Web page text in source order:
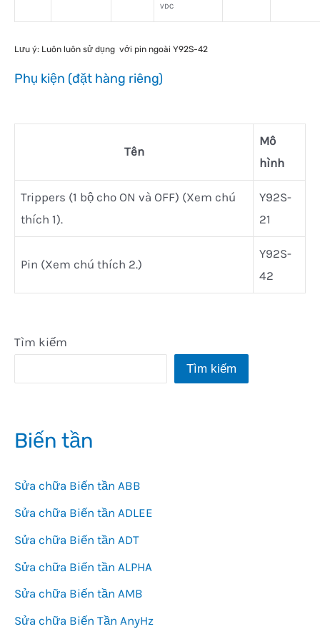
Tìm kiếm
Tìm kiếm
Biến tần
Sửa chữa Biến tần ABB
Sửa chữa Biến tần ADLEE
Sửa chữa Biến tần ADT
Sửa chữa Biến tần ALPHA
Sửa chữa Biến tần AMB
Sửa chữa Biến Tần AnyHz
VDC
Lưu ý: Luôn luôn sử dụng với pin ngoài Y92S-42
Phụ kiện (đặt hàng riêng)
Tên
Mô
hình
Trippers (1 bộ cho ON và OFF) (Xem chú
thích 1).
Y92S-
21
Pin (Xem chú thích 2.)
Y92S-
42